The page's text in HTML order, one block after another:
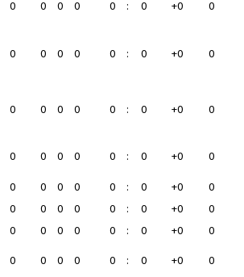
0 0 0 0 0 : 0 +0 0
0 0 0 0 0 : 0 +0 0
0 0 0 0 0 : 0 +0 0
0 0 0 0 0 : 0 +0 0
0 0 0 0 0 : 0 +0
0
0 0 0 0 0 : 0 +0
0
0 0 0 0 0 : 0 +0
0
0 0 0 0 0 : 0 +0 0